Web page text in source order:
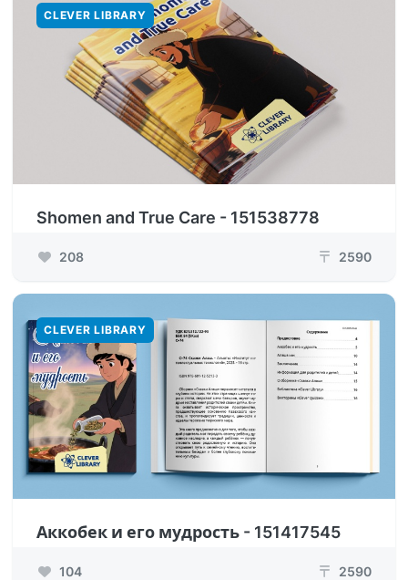
CLEVER LIBRARY
Shomen and True Care - 151538778
208 ₸ 2590
CLEVER LIBRARY
Аккобек и его мудрость - 151417545
104 ₸ 2590